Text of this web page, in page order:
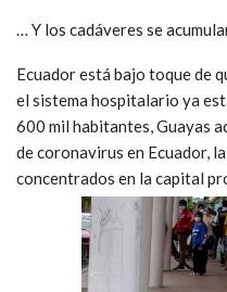
… Y los cadáveres se
Ecuador está bajo toque de
el sistema hospitalario ya
600 mil habitantes, Guayas
de coronavirus en Ecuador,
concentrados en la capital